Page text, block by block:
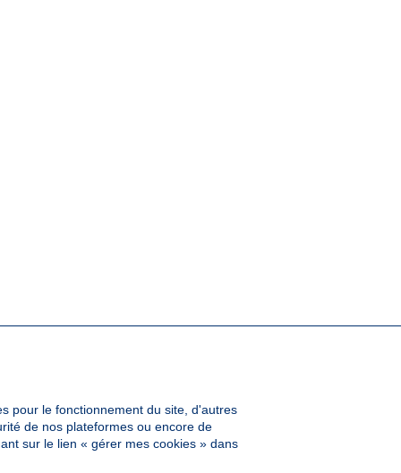
pour le fonctionnement du site, d'autres
de nos plateformes ou encore de
sur le lien « gérer mes cookies » dans